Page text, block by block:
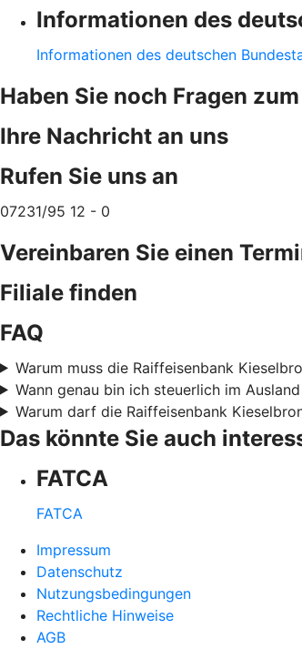
Informationen des
Informationen des deutschen
Haben Sie noch Fragen
Ihre Nachricht an uns
Rufen Sie uns an
07231/95 12 - 0
Vereinbaren Sie einen
Filiale finden
FAQ
Warum muss die Raiffeisenbank
Wann genau bin ich steuerlich im
Warum darf die Raiffeisenbank
Das könnte Sie auch
FATCA
FATCA
Impressum
Datenschutz
Nutzungsbedingungen
Rechtliche Hinweise
AGB